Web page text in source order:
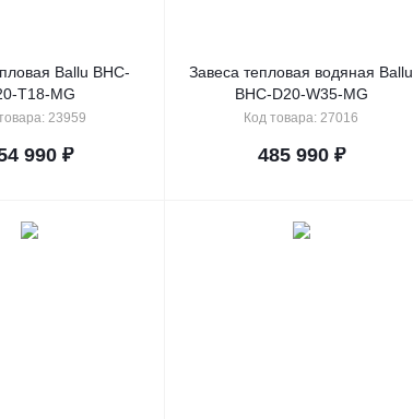
Ballu BHC-
T18-MG
23959
990₽
Завеса тепловая водяная Ballu
BHC-D20-W35-MG
Код товара: 27016
485 990₽